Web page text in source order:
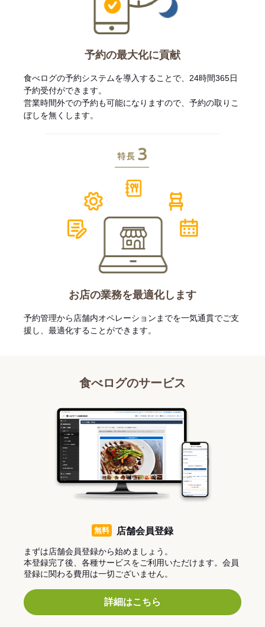
予約の最大化に貢献
食べログの予約システムを導入することで、24時間365日
予約受付ができます。
営業時間外での予約も可能になりますので、予約の取りこ
ぼしを無くします。
お店の業務を最適化します
予約管理から店舗内オペレーションまでを一気通貫でご支
援し、最適化することができます。
食べログのサービス
無料 店舗会員登録
まずは店舗会員登録から始めましょう。
本登録完了後、各種サービスをご利用いただけます。会員
登録に関わる費用は一切ございません。
詳細はこちら